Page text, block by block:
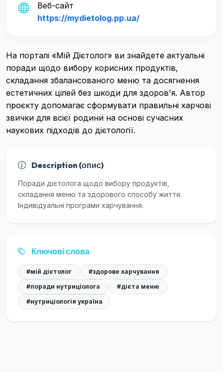
Веб-сайт
https://mydietolog.pp.ua/
На порталі «Мій Дієтолог» ви знайдете актуальні
поради щодо вибору корисних продуктів,
складання збалансованого меню та досягнення
естетичних цілей без шкоди для здоров'я. Автор
проєкту допомагає сформувати правильні харчові
звички для всієї родини на основі сучасних
наукових підходів до дієтології.
Description (опис)
Поради дієтолога щодо вибору продуктів,
складання меню та здорового способу життя.
Індивідуальні програми харчування.
Ключові слова
#мій дієтолог
#здорове харчування
#поради нутриціолога
#дієта меню
#нутриціологія україна